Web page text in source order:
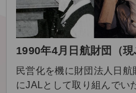
1990年4月日航財団（
民営化を機に財団法人日
にJALとして取り組んでい